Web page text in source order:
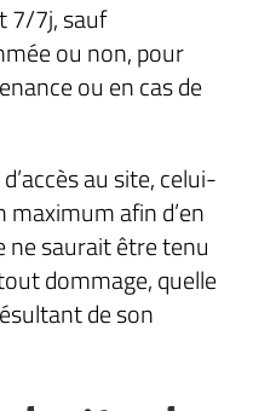
7/7j, sauf
ou non, pour
ou en cas de
au site, celui-
maximum afin d’en
ne saurait être tenu
dommage, quelle
de son